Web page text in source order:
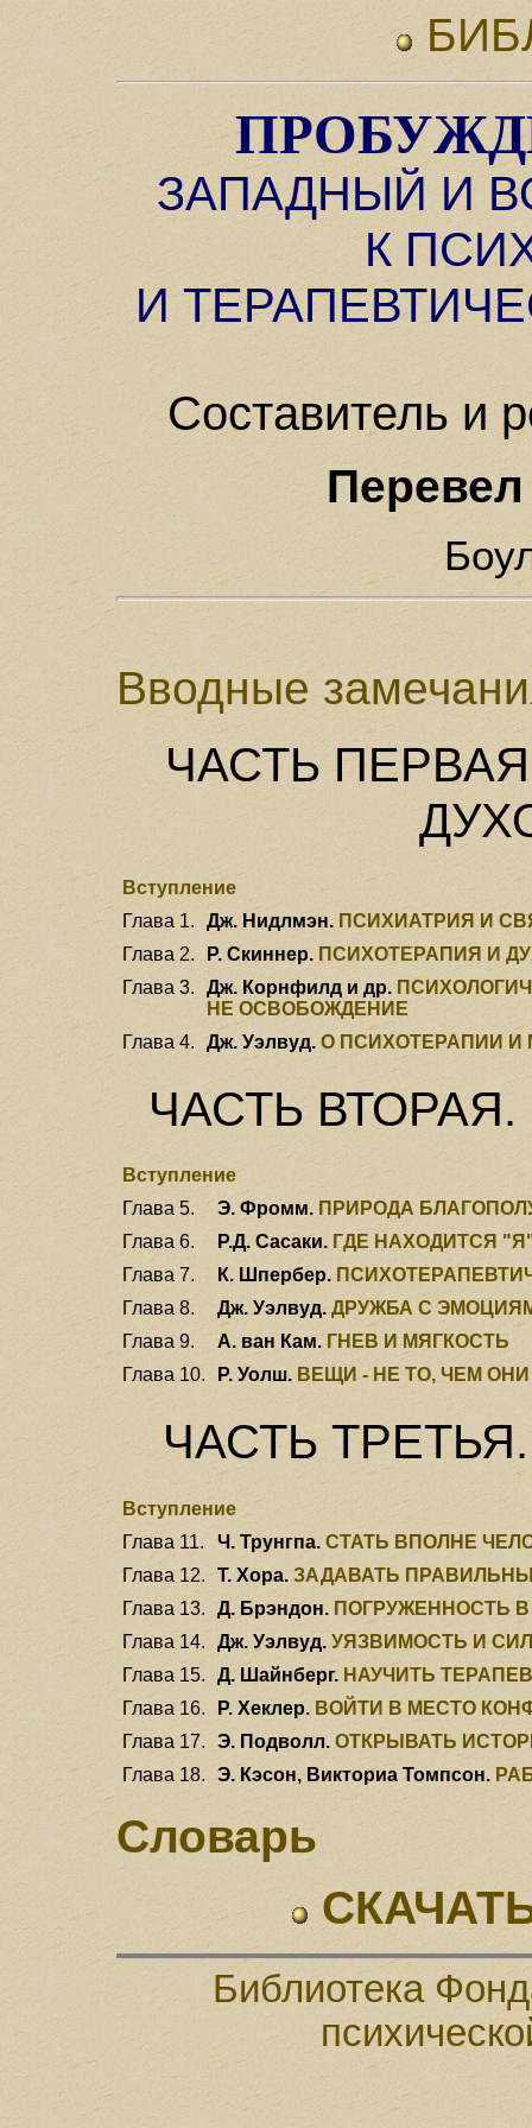
ЗАПАДНЫЙ И
К
И
Составитель и
Вводные
ЧАСТЬ
Вступление
Глава 1.
Дж. Нидлмэн. ПСИХИАТРИЯ И
Глава 2.
Р. Скиннер. ПСИХОТЕРАПИЯ И
Глава 3.
Дж. Корнфилд и др.
НЕ ОСВОБОЖДЕНИЕ
Глава 4.
Дж. Уэлвуд.О ПСИХОТЕРАПИИ И
ЧАСТЬ
Вступление
Глава 5.
Э. Фромм. ПРИРОДА
Глава 6.
Р.Д. Сасаки. ГДЕ НАХОДИТСЯ
Глава 7.
К. Шпербер.
Глава 8.
Дж. Уэлвуд. ДРУЖБА С
Глава 9.
А. ван Кам.ГНЕВ И МЯГКОСТЬ
Глава 10.
Р. Уолш. ВЕЩИ - НЕ ТО, ЧЕМ
ЧАСТЬ
Вступление
Глава 11.
Ч. Трунгпа.СТАТЬ ВПОЛНЕ
Глава 12. Т. Хора. ЗАДАВАТЬ
Глава 13.
Д. Брэндон. ПОГРУЖЕННОСТЬ
Глава 14.
Дж. Уэлвуд.УЯЗВИМОСТЬ И
Глава 15.
Д. Шайнберг. НАУЧИТЬ
Глава 16.
Р. Хеклер.ВОЙТИ В МЕСТО
Глава 17.
Э. Подволл. ОТКРЫВАТЬ
Глава 18. Э. Кэсон, Викториа Томпсон.
Словарь
Библиотека